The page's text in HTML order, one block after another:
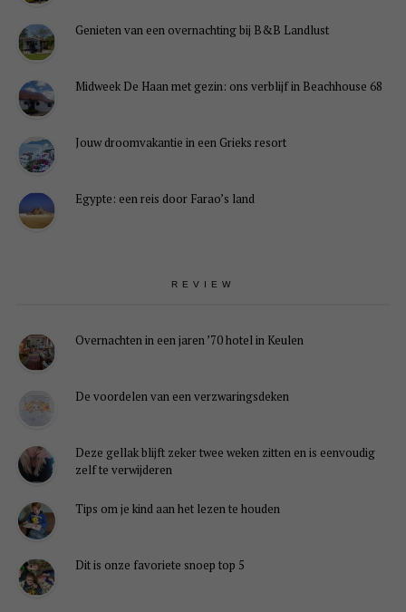
Genieten van een overnachting bij B&B Landlust
Midweek De Haan met gezin: ons verblijf in Beachhouse 68
Jouw droomvakantie in een Grieks resort
Egypte: een reis door Farao’s land
REVIEW
Overnachten in een jaren ’70 hotel in Keulen
De voordelen van een verzwaringsdeken
Deze gellak blijft zeker twee weken zitten en is eenvoudig
zelf te verwijderen
Tips om je kind aan het lezen te houden
Dit is onze favoriete snoep top 5